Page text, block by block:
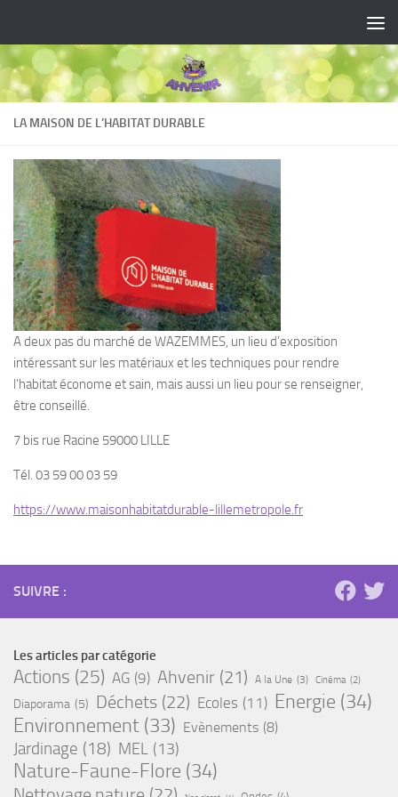
LA MAISON DE L’HABITAT DURABLE
A deux pas du marché de WAZEMMES, un lieu d’exposition
intéressant sur les matériaux et les techniques pour rendre
l’habitat économe et sain, mais aussi un lieu pour se renseigner,
être conseillé.
7 bis rue Racine 59000 LILLE
Tél. 03 59 00 03 59
https://www.maisonhabitatdurable-lillemetropole.fr
SUIVRE :
Les articles par catégorie
Actions (25) AG (9) Ahvenir (21) A la Une (3) Cinéma (2)
Diaporama (5) Déchets (22) Ecoles (11) Energie (34)
Environnement (33) Evènements (8)
Jardinage (18) MEL (13)
Nature-Faune-Flore (34)